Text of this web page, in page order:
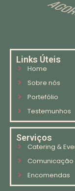
Links Úteis
Home
Sobre nós
Portefólio
Testemunhos
Serviços
Catering &
Comunicação
Encomendas